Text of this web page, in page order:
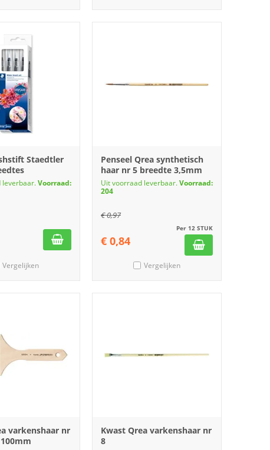
Staedtler
leverbaar.Voorraad:
Vergelijken
Penseel Qrea synthetisch
haar nr 5 breedte 3,5mm
Uit voorraad leverbaar.Voorraad:
204
€0,97
Per 12 STUK
€ 0,84
Vergelijken
varkenshaar nr
Kwast Qrea varkenshaar nr
8